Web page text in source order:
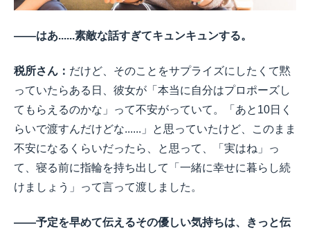
――はあ......素敵な話すぎてキュンキュンする。
税所さん： だけど、そのことをサプライズにしたくて黙
っていたらある日、彼女が「本当に自分はプロポーズし
てもらえるのかな」って不安がっていて。「あと10日く
らいで渡すんだけどな......」と思っていたけど、このまま
不安になるくらいだったら、と思って、「実はね」っ
て、寝る前に指輪を持ち出して「一緒に幸せに暮らし続
けましょう」って言って渡しました。
――予定を早めて伝えるその優しい気持ちは、きっと伝